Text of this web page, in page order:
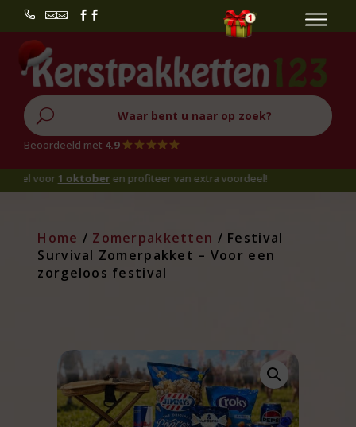
 
U
Beoordeeld met 4.9
1 oktoberen profiteer van extra voordeel!
Home / Zomerpakketten / Festival
Survival Zomerpakket – Voor een
zorgeloos festival